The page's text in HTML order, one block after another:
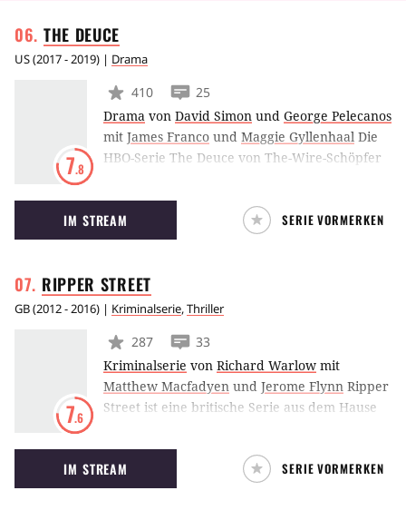
THE DEUCE
US(2017 - 2019) | Drama
7.8
410
25
Drama von David Simon und George Pelecanos
mit James Franco und Maggie Gyllenhaal Die
HBO-Serie The Deuce von The-Wire-Schöpfer
Jahre und dokumentiert den Auf- und Abstieg
der Pornoindustrie. Sehr schnell
verschwimmen die Grenzen zur Prostitution
wird ein Labyrinth der Verdammnis. In
diesem finden sich unter anderem James
Gilliard Jr. wieder.
IM STREAM SERIE VORMERKEN
RIPPER STREET
GB(2012 - 2016) | Kriminalserie,Thriller
7.6
287
33
Kriminalserie von Richard Warlow mit
Matthew Macfadyen und Jerome Flynn Ripper
Street ist eine britische Serie aus dem Hause
Jahrhundert in London konzentriert, die mit
den Auswirkungen der Jack the Ripper-Morde
zu kämpfen haben. Richard Warlow
IM STREAM SERIE VORMERKEN